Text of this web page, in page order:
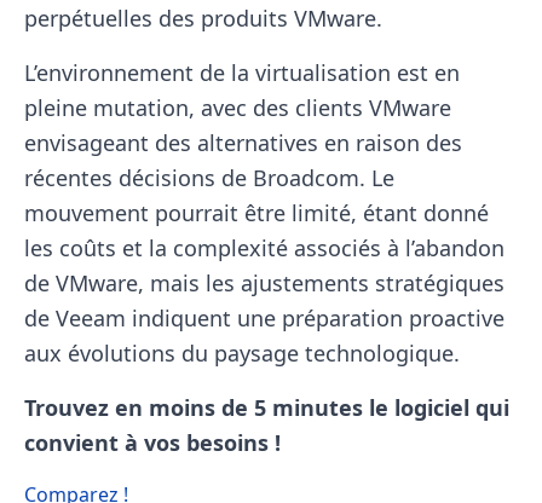
perpétuelles des produits VMware.
L’environnement de la virtualisation est en
pleine mutation, avec des clients VMware
envisageant des alternatives en raison des
récentes décisions de Broadcom. Le
mouvement pourrait être limité, étant donné
les coûts et la complexité associés à l’abandon
de VMware, mais les ajustements stratégiques
de Veeam indiquent une préparation proactive
aux évolutions du paysage technologique.
Trouvez en moins de 5 minutes le logiciel qui
convient à vos besoins !
Comparez !